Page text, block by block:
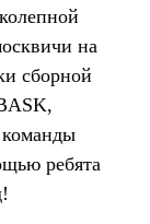
на
сборной
ребята